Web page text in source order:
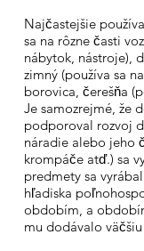
Najčastejšie
sa na rôzne časti
nábytok, nástroje),
zimný (používa sa
borovica, čerešňa
Je samozrejmé, že
podporoval rozvoj
náradie alebo jeho
krompáče atď.) sa
predmety sa
hľadiska
obdobím, a
mu dodávalo